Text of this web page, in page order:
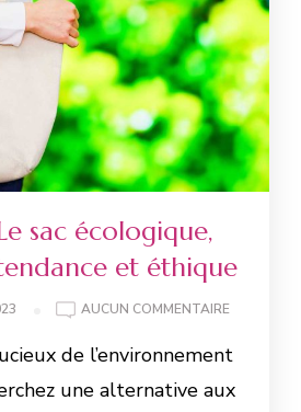
sac écologique,
et éthique
AUCUN COMMENTAIRE
de l’environnement
une alternative aux